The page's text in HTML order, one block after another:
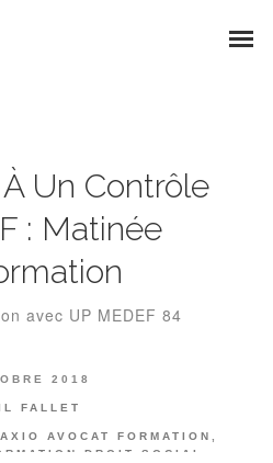
Un Contrôle
: Matinée
avec UP MEDEF 84
2018
FALLET
AXIO AVOCAT FORMATION
DROIT SOCIAL